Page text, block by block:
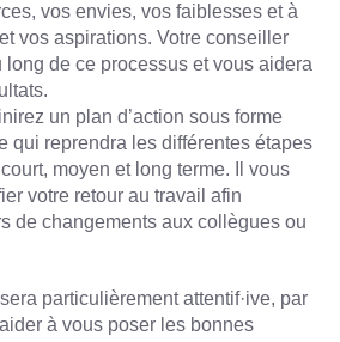
vos envies, vos faiblesses et à
vos aspirations. Votre conseiller
long de ce processus et vous aidera
un plan d’action sous forme
qui reprendra les différentes étapes
moyen et long terme. Il vous
votre retour au travail afin
de changements aux collègues ou
particulièrement attentif·ive, par
à vous poser les bonnes